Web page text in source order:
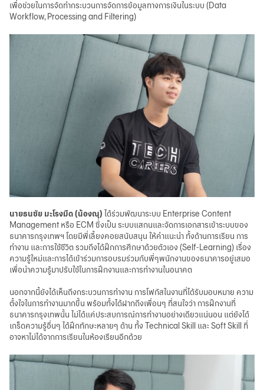
เพื่อช่วยในการจัดทำกระบวนการจัดการข้อมูลทางการเงินในระบบ (Data
Workflow, Processing and Filtering)
นายธนชัย มะโรงมืด (น้องณุ) ได้ร่วมพัฒนาระบบ Enterprise Content
Management หรือ ECM ซึ่งเป็น ระบบแสกนและจัดการเอกสารเข้าระบบของ
ธนาคารกรุงเทพฯ โดยมีพี่เลี้ยงคอยสนับสนุน ให้คำแนะนำ ทั้งด้านการเรียน การ
ทำงาน และการใช้ชีวิต รวมถึงได้ฝึกการศึกษาด้วยตัวเอง (Self-Learning) เรื่อง
ความรู้ใหม่และการได้เข้าร่วมการอบรมร่วมกับพี่ๆพนักงานของธนาคารอยู่เสมอ
เพื่อนำความรู้มาปรับใช้ในการฝึกงานและการทำงานในอนาคต
นอกจากนี้ยังได้เห็นถึงกระบวนการทำงาน การโฟกัสในงานที่ได้รับมอบหมาย ความ
ตั้งใจในการทำงานมากขึ้น พร้อมทั้งได้ฝากถึงเพื่อนๆ ที่สนใจว่า การฝึกงานที่
ธนาคารกรุงเทพนั้น ไม่ได้แค่ประสบการณ์การทำงานอย่างเดียวแน่นอน แต่ยังได้
เกร็ดความรู้อื่นๆ ได้ฝึกทักษะหลายๆ ด้าน ทั้ง Technical Skill และ Soft Skill ที่
อาจหาไม่ได้จากการเรียนในห้องเรียนอีกด้วย